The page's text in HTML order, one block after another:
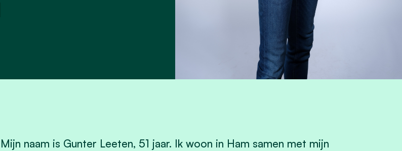
Mijn naam is Gunter Leeten, 51 jaar. Ik woon in Ham samen met mijn